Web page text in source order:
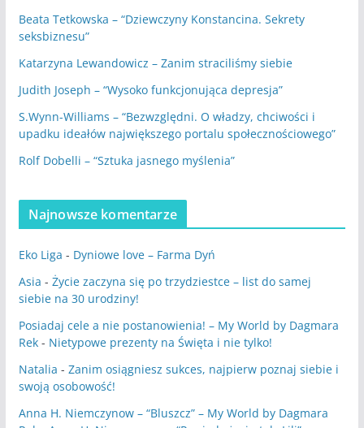
Beata Tetkowska – “Dziewczyny Konstancina. Sekrety
seksbiznesu”
Katarzyna Lewandowicz – Zanim straciliśmy siebie
Judith Joseph – “Wysoko funkcjonująca depresja”
S.Wynn-Williams – “Bezwzględni. O władzy, chciwości i
upadku ideałów największego portalu społecznościowego”
Rolf Dobelli – “Sztuka jasnego myślenia”
Najnowsze komentarze
Eko Liga - Dyniowe love – Farma Dyń
Asia - Życie zaczyna się po trzydziestce – list do samej
siebie na 30 urodziny!
Posiadaj cele a nie postanowienia! – My World by Dagmara
Rek- Nietypowe prezenty na Święta i nie tylko!
Natalia - Zanim osiągniesz sukces, najpierw poznaj siebie i
swoją osobowość!
Anna H. Niemczynow – “Bluszcz” – My World by Dagmara